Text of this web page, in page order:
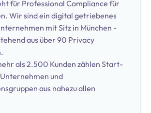
für Professional Compliance für
Wir sind ein digital getriebenes
mit Sitz in München -
aus über 90 Privacy
als 2.500 Kunden zählen Start-
und
aus nahezu allen